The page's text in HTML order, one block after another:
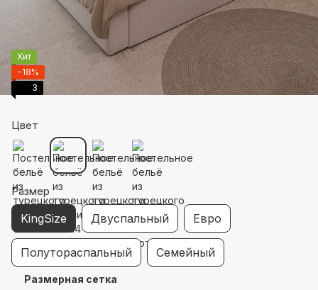
Хит
−18%
3
Цвет
Размер
KingSize Двуспальный Евро
Полутораспальный Семейный
Размерная сетка